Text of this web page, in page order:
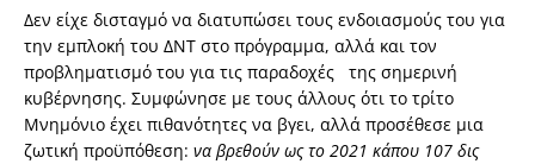
Δεν είχε δισταγμό να διατυπώσει τους ενδοιασμούς του για
την εμπλοκή του ΔΝΤ στο πρόγραμμα, αλλά και τον
προβληματισμό του για τις παραδοχές της σημερινή
κυβέρνησης. Συμφώνησε με τους άλλους ότι το τρίτο
Μνημόνιο έχει πιθανότητες να βγει, αλλά προσέθεσε μια
ζωτική προϋπόθεση: να βρεθούν ως το 2021 κάπου 107 δις